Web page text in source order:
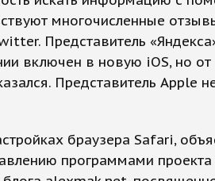
многочисленные
Представитель
включен в новую iOS, но от
Представитель Apple
браузера Safari,
программами